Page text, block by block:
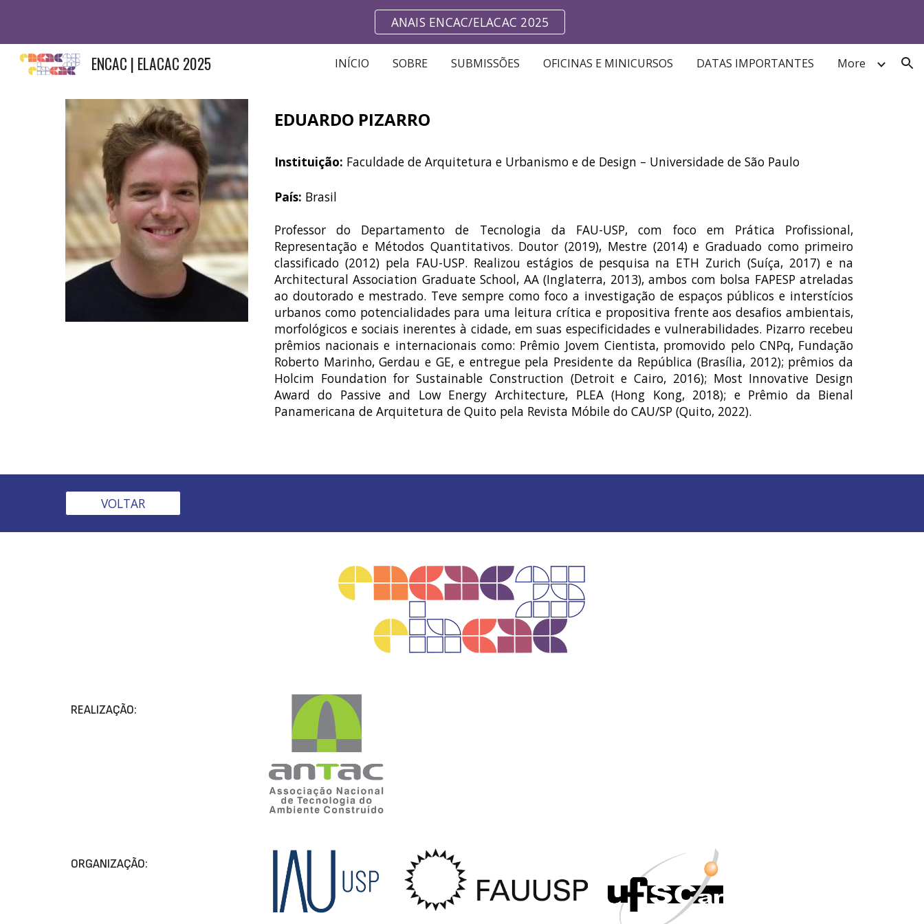
Skip to main content Skip to navigation
ANAIS ENCAC/ELACAC 2025
ENCAC | ELACAC 2025 INÍCIO SOBRE SUBMISSÕES OFICINAS E MINICURSOS DATAS IMPORTANTES More
EDUARDO PIZARRO
Instituição: Faculdade de Arquitetura e Urbanismo e de Design – Universidade de São Paulo
País: Brasil
Professor do Departamento de Tecnologia da FAU-USP, com foco em Prática Profissional,
Representação e Métodos Quantitativos. Doutor (2019), Mestre (2014) e Graduado como primeiro
classificado (2012) pela FAU-USP. Realizou estágios de pesquisa na ETH Zurich (Suíça, 2017) e na
Architectural Association Graduate School, AA (Inglaterra, 2013), ambos com bolsa FAPESP atreladas
ao doutorado e mestrado. Teve sempre como foco a investigação de espaços públicos e interstícios
urbanos como potencialidades para uma leitura crítica e propositiva frente aos desafios ambientais,
morfológicos e sociais inerentes à cidade, em suas especificidades e vulnerabilidades. Pizarro recebeu
prêmios nacionais e internacionais como: Prêmio Jovem Cientista, promovido pelo CNPq, Fundação
Roberto Marinho, Gerdau e GE, e entregue pela Presidente da República (Brasília, 2012); prêmios da
Holcim Foundation for Sustainable Construction (Detroit e Cairo, 2016); Most Innovative Design
Award do Passive and Low Energy Architecture, PLEA (Hong Kong, 2018); e Prêmio da Bienal
Panamericana de Arquitetura de Quito pela Revista Móbile do CAU/SP (Quito, 2022).
VOLTAR
REALIZAÇÃO:
ORGANIZAÇÃO: